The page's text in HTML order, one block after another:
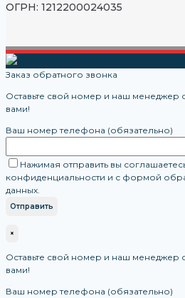
ОГРН: 1212200024035
Заказ обратного звонка
Оставьте свой номер и наш менеджер
вами!
Ваш номер телефона (обязательно)
Нажимая отправить вы
конфиденциальности и с формой
данных.
×
Оставьте свой номер и наш менеджер
вами!
Ваш номер телефона (обязательно)